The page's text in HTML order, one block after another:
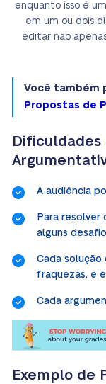
enquanto isso é
em um ou dois
editar não
Você também
Propostas de
Dificuldades
A audiência
Para resolver
alguns
Cada
fraquezas, e
Cada
Exemplo de